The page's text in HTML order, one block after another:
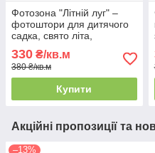
Фотозона "Літній луг" –
фотоштори для дитячого
садка, свято літа,
330 ₴/кв.м
380 ₴/кв.м
Купити
Акційні пропозиції та
–13%